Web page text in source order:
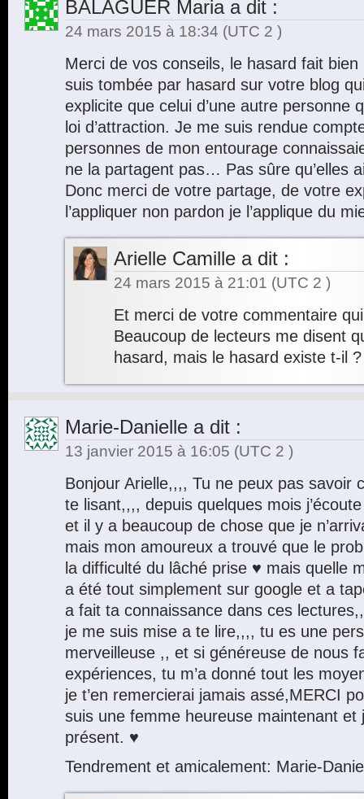
BALAGUER Mariaa dit :
24 mars 2015 à 18:34 (UTC 2 )
Merci de vos conseils, le hasard fait
suis tombée par hasard sur votre blog
explicite que celui d’une autre personne
loi d’attraction. Je me suis rendue
personnes de mon entourage
ne la partagent pas… Pas sûre qu’elles
Donc merci de votre partage, de votre
l’appliquer non pardon je l’applique du
Arielle Camille a dit :
24 mars 2015 à 21:01 (UTC 2 )
Et merci de votre commentaire
Beaucoup de lecteurs me disent
hasard, mais le hasard existe t-il
Marie-Danielle a dit :
13 janvier 2015 à 16:05 (UTC 2 )
Bonjour Arielle,,,, Tu ne peux pas savoir
te lisant,,,, depuis quelques mois
et il y a beaucoup de chose que je
mais mon amoureux a trouvé que le
la difficulté du lâché prise ♥ mais quelle
a été tout simplement sur google et a
a fait ta connaissance dans ces
je me suis mise a te lire,,,, tu es une
merveilleuse ,, et si généreuse de nous
expériences, tu m’a donné tout les
je t’en remercierai jamais assé,MERCI
suis une femme heureuse maintenant et
présent. ♥
Tendrement et amicalement: Marie-